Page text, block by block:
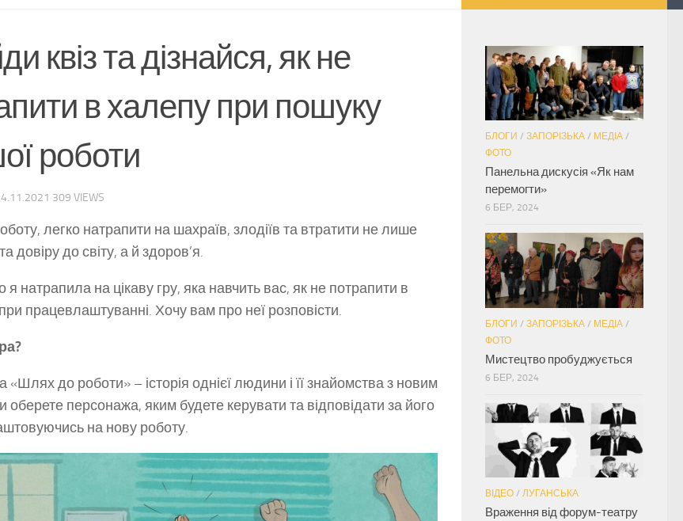
квіз та дізнайся, як не
в халепу при пошуку
роботи
309 VIEWS
легко натрапити на шахраїв, злодіїв та втратити не лише
довіру до світу, а й здоров’я.
натрапила на цікаву гру, яка навчить вас, як не потрапити в
працевлаштуванні. Хочу вам про неї розповісти.
до роботи» – історія однієї людини і її знайомства з новим
оберете персонажа, яким будете керувати та відповідати за його
на нову роботу.
БЛОГИ / ЗАПОРІЗЬКА / МЕДІА /
ФОТО
Панельна дискусія «Як нам
перемогти»
6 БЕР, 2024
БЛОГИ / ЗАПОРІЗЬКА / МЕДІА /
ФОТО
Мистецтво пробуджується
6 БЕР, 2024
ВІДЕО / ЛУГАНСЬКА
Враження від форум-театру